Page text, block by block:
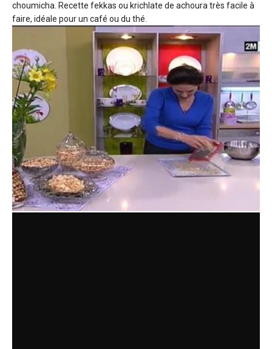
choumicha. Recette fekkas ou krichlate de achoura très facile à
faire, idéale pour un café ou du thé.